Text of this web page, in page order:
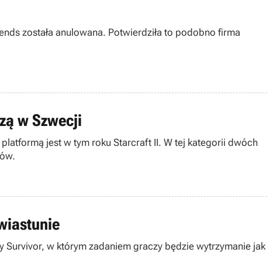
została anulowana. Potwierdziła to podobno firma
w Szwecji
jest w tym roku Starcraft II. W tej kategorii dwóch
w którym zadaniem graczy będzie wytrzymanie jak